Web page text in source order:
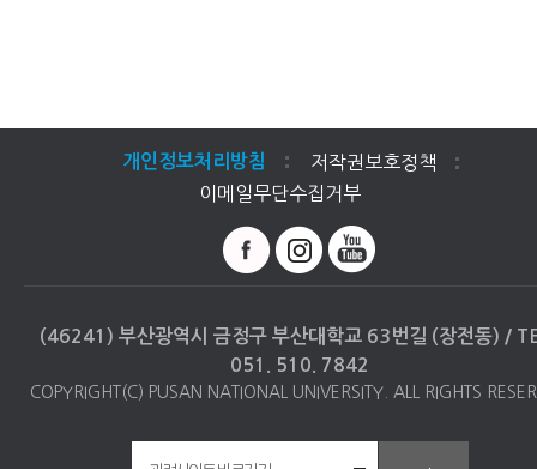
개인정보처리방침
저작권보호정책
이메일무단수집거부
(46241) 부산광역시 금정구 부산대학교 63번길 (장전동) /
051. 510. 7842
COPYRIGHT(C) PUSAN NATIONAL UNIVERSITY. ALL RIGHTS